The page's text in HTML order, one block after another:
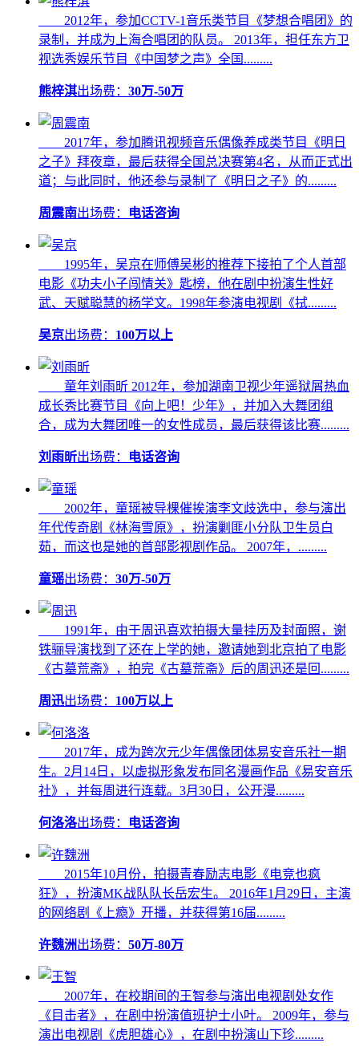
2012年，参加CCTV-1音乐类节目《梦想合唱团》的
录制，并成为上海合唱团的队员。 2013年，担任东方卫
视选秀娱乐节目《中国梦之声》全国.........
熊梓淇出场费： 30万-50万
2017年，参加腾讯视频音乐偶像养成类节目《明日
之子》拜夜章，最后获得全国总决赛第4名，从而正式出
道；与此同时，他还参与录制了《明日之子》的.........
周震南出场费： 电话咨询
1995年，吴京在师傅吴彬的推荐下接拍了个人首部
电影《功夫小子闯情关》匙榜，他在剧中扮演生性好
武、天赋聪慧的杨学文。1998年参演电视剧《拭.........
吴京出场费： 100万以上
童年刘雨昕 2012年，参加湖南卫视少年遥狱屑热血
成长秀比赛节目《向上吧！少年》，并加入大舞团组
合，成为大舞团唯一的女性成员，最后获得该比赛.........
刘雨昕出场费： 电话咨询
2002年，童瑶被导棵催挨演李文歧选中，参与演出
年代传奇剧《林海雪原》，扮演剿匪小分队卫生员白
茹，而这也是她的首部影视剧作品。 2007年，.........
童瑶出场费： 30万-50万
1991年，由于周迅喜欢拍摄大量挂历及封面照，谢
铁骊导演找到了还在上学的她，邀请她到北京拍了电影
《古墓荒斋》，拍完《古墓荒斋》后的周迅还是回.........
周迅出场费： 100万以上
2017年，成为跨次元少年偶像团体易安音乐社一期
生。2月14日，以虚拟形象发布同名漫画作品《易安音乐
社》，并每周进行连载。3月30日，公开漫.........
何洛洛出场费： 电话咨询
2015年10月份，拍摄青春励志电影《电竞也疯
狂》，扮演MK战队队长岳宏生。 2016年1月29日，主演
的网络剧《上瘾》开播，并获得第16届.........
许魏洲出场费： 50万-80万
2007年，在校期间的王智参与演出电视剧处女作
《目击者》，在剧中扮演值班护士小叶。 2009年，参与
演出电视剧《虎胆雄心》，在剧中扮演山下珍.........